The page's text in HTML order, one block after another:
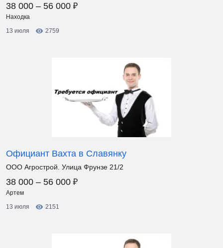
38 000 – 56 000 ₽
Находка
13 июля
2759
Официант Вахта в Славянку
ООО Агрострой. Улица Фрунзе 21/2
38 000 – 56 000 ₽
Артем
13 июля
2151